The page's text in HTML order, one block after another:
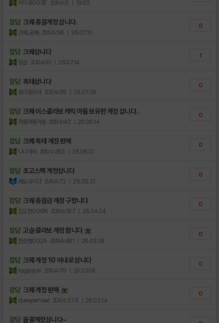
히이로GG3E 조회수:5 | 19:03
잡담 크퀘 종결계정 삽니다.
크퀘_공짜 조회수:56 | 26.07.15
0
잡담 크퀘삽니다
밍순 조회수:81 | 26.07.14
1
잡담 흑테삽니다
호리호리야 조회수:35 | 26.07.06
0
잡담 크퀘 이스콜라보 캐릭 아돌 보유한 계정 삽니다..
카몽카몽카몽 조회수:42 | 26.06.14
0
잡담 크퀘 흑테 계정 판매
니디아자 조회수:263 | 26.06.01
0
잡담 초고스팩 계정삽니다
제오사이더 조회수:72 | 26.05.31
0
잡담 크퀘 종결급 계정 구합니다
김도현GG0N 조회수:197 | 26.04.04
0
잡담 고슬 콜라보 계정 팝니다
천승범GG2A 조회수:481 | 26.03.28
0
잡담 크퀘 계정 10 이내로 삽니다
happytori 조회수:79 | 26.03.19
0
잡담 크퀘 계정 판매
djawpemswl 조회수:576 | 26.03.14
0
잡담 올콜계정삽니다~